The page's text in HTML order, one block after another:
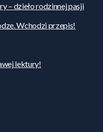
– dzieło rodzinnej pasji
Wchodzi przepis!
lektury!